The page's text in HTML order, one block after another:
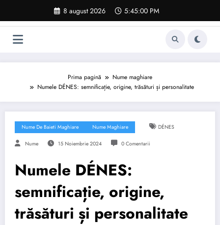
conținut
8 august 2026 5:45:01 PM
Prima pagină
Nume maghiare
Numele DÉNES: semnificație, origine, trăsături și personalitate
Nume De Baieti Maghiare Nume Maghiare DÉNES
Nume 15 Noiembrie 2024 0 Comentarii
Numele DÉNES:
semnificație, origine,
trăsături și personalitate